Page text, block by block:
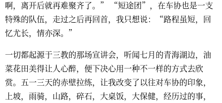
啊，离开后就再难聚齐了。” “短途团”，在车协也是一支
特殊的队伍，走过之后再回首，我只想说：“路程虽短，回
忆尤长，情亦深。”
一切都起源于三教的那场宣讲会，听闻七月的青海湖边，油
菜花田美得让人心醉，便下决心用一种不一样的方式去欣
赏。五一三天的赤壁拉练，让我改变了以往对车协的印象，
上坡，雨骑，山路，碎石，大桌饭，大保健，经历过的事，